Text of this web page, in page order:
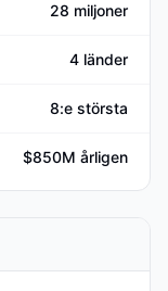
28 miljoner
4 länder
8:e största
$850M årligen